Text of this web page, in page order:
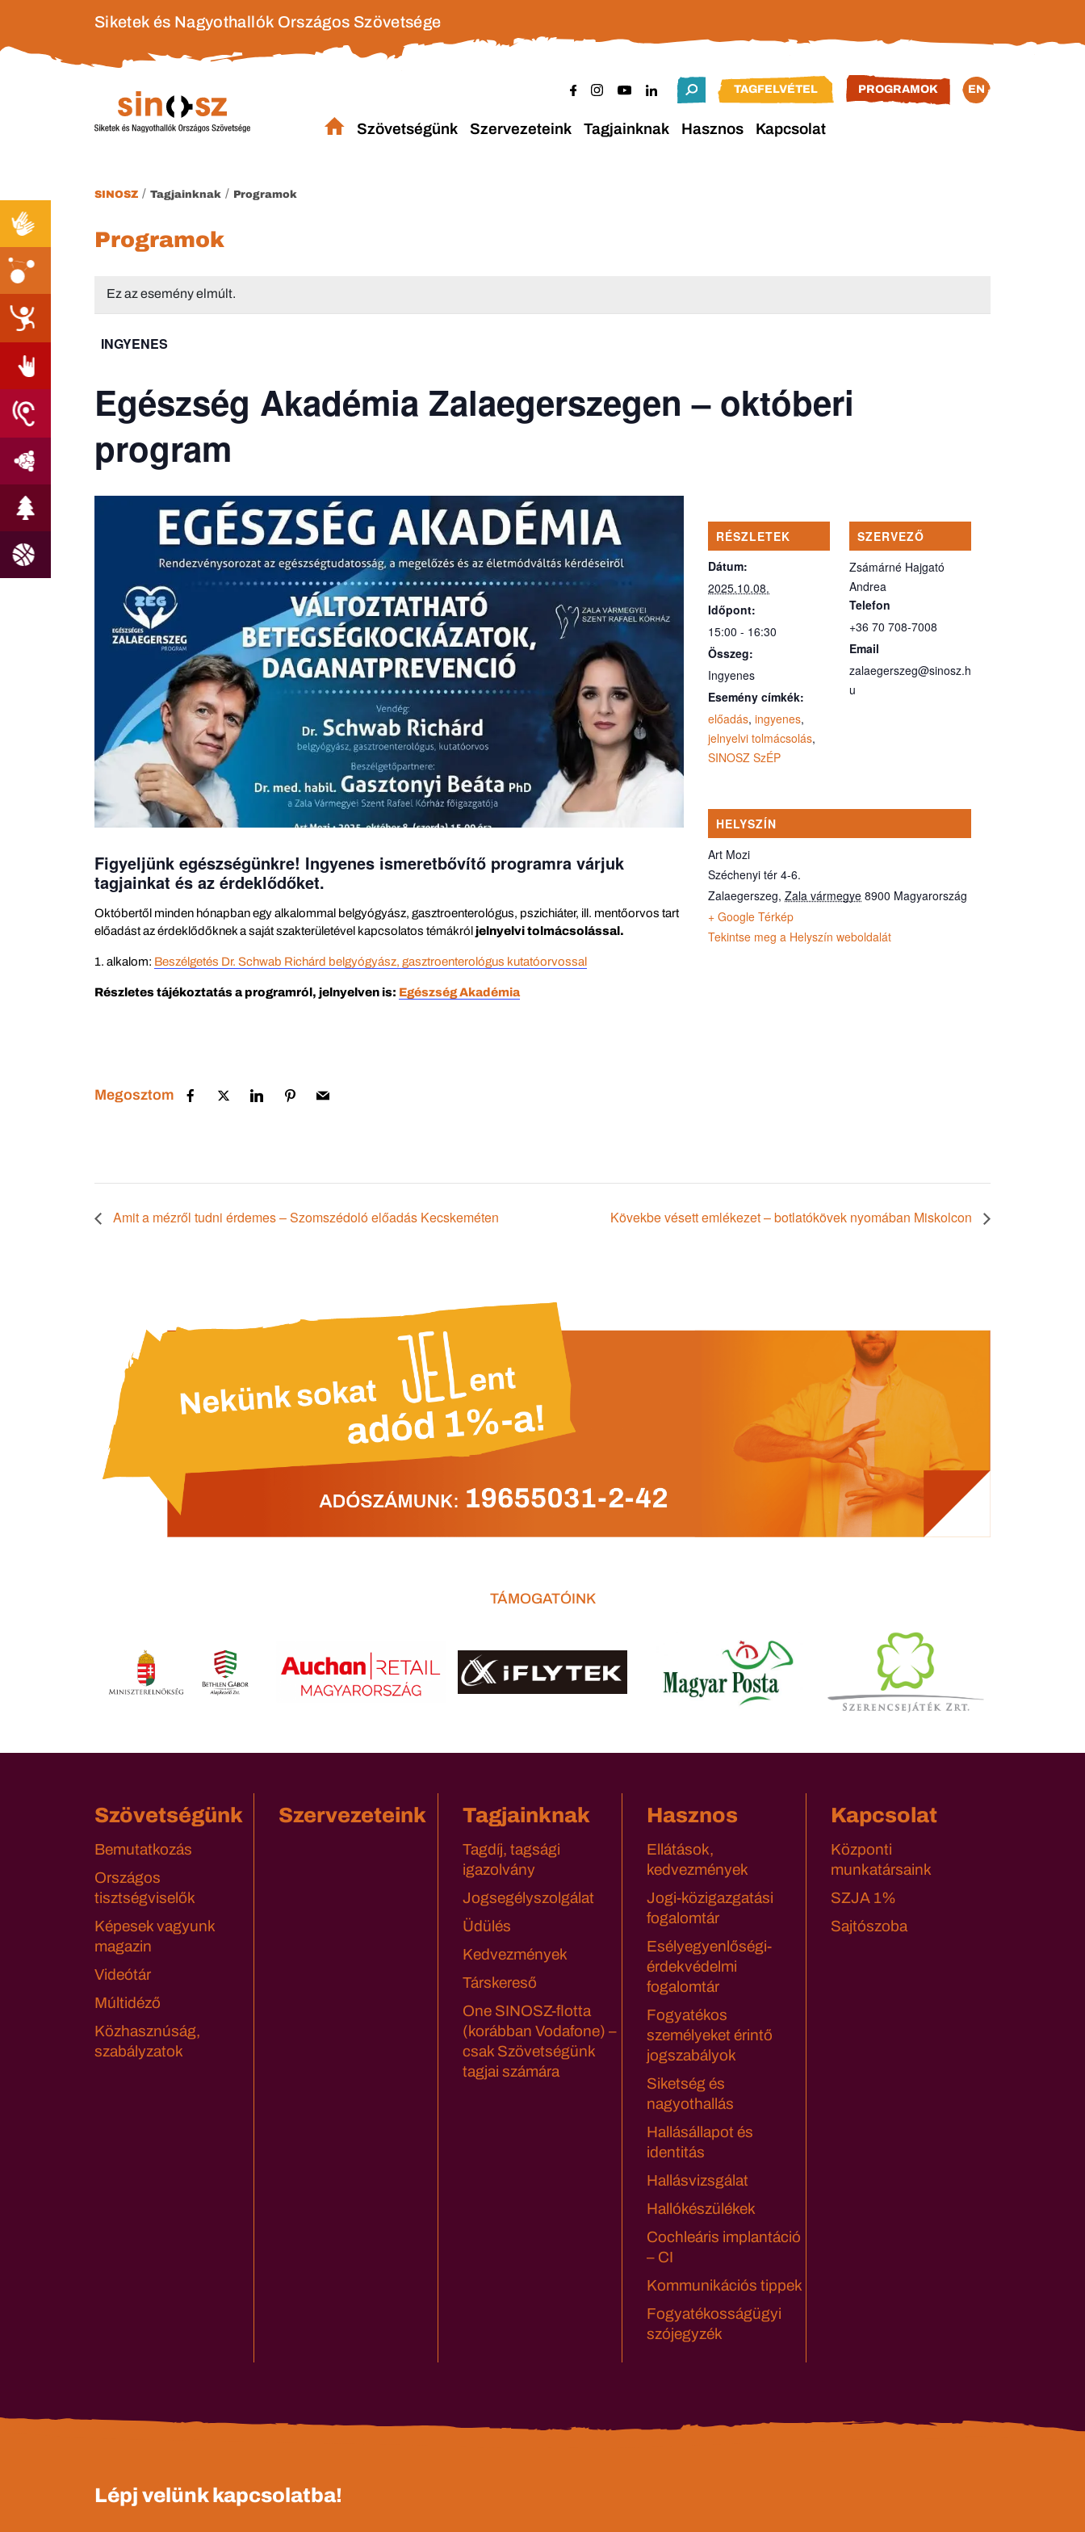
Siketek és Nagyothallók Országos Szövetsége
TAGFELVÉTEL PROGRAMOK EN
Szövetségünk Szervezeteink Tagjainknak Hasznos Kapcsolat
SINOSZ / Tagjainknak / Programok
Programok
Ez az esemény elmúlt.
INGYENES
Egészség Akadémia Zalaegerszegen – októberi
program
Figyeljünk egészségünkre! Ingyenes ismeretbővítő programra várjuk
tagjainkat és az érdeklődőket.
Októbertől minden hónapban egy alkalommal belgyógyász, gasztroenterológus, pszichiáter, ill. mentőorvos tart
előadást az érdeklődőknek a saját szakterületével kapcsolatos témákról jelnyelvi tolmácsolással.
1. alkalom: Beszélgetés Dr. Schwab Richárd belgyógyász, gasztroenterológus kutatóorvossal
Részletes tájékoztatás a programról, jelnyelven is: Egészség Akadémia
Megosztom
RÉSZLETEK
Dátum:
2025.10.08.
Időpont:
15:00 - 16:30
Összeg:
Ingyenes
Esemény címkék:
előadás, ingyenes,
jelnyelvi tolmácsolás,
SINOSZ SzÉP
SZERVEZŐ
Zsámárné Hajgató
Andrea
Telefon
+36 70 708-7008
Email
zalaegerszeg@sinosz.h
u
HELYSZÍN
Art Mozi
Széchenyi tér 4-6.
Zalaegerszeg, Zala vármegye 8900 Magyarország
+ Google Térkép
Tekintse meg a Helyszín weboldalát
Amit a mézről tudni érdemes – Szomszédoló előadás Kecskeméten Kövekbe vésett emlékezet – botlatókövek nyomában Miskolcon
TÁMOGATÓINK
Szövetségünk
Bemutatkozás
Országos
tisztségviselők
Képesek vagyunk
magazin
Videótár
Múltidéző
Közhasznúság,
szabályzatok
Szervezeteink Tagjainknak
Tagdíj, tagsági
igazolvány
Jogsegélyszolgálat
Üdülés
Kedvezmények
Társkereső
One SINOSZ-flotta
(korábban Vodafone) –
csak Szövetségünk
tagjai számára
Hasznos
Ellátások,
kedvezmények
Jogi-közigazgatási
fogalomtár
Esélyegyenlőségi-
érdekvédelmi
fogalomtár
Fogyatékos
személyeket érintő
jogszabályok
Siketség és
nagyothallás
Hallásállapot és
identitás
Hallásvizsgálat
Hallókészülékek
Cochleáris implantáció
– CI
Kommunikációs tippek
Fogyatékosságügyi
szójegyzék
Kapcsolat
Központi
munkatársaink
SZJA 1%
Sajtószoba
Lépj velünk kapcsolatba!